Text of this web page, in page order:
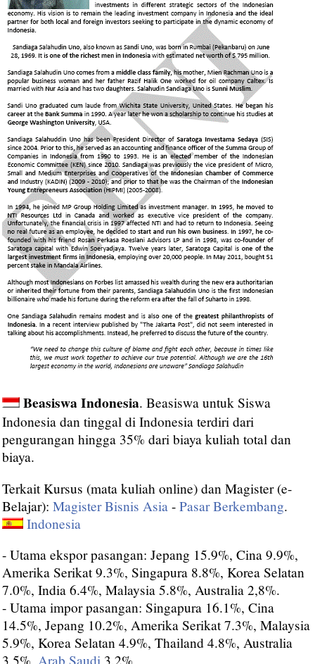
Beasiswa Indonesia. Beasiswa untuk Siswa
Indonesia dan tinggal di Indonesia terdiri dari
pengurangan hingga 35% dari biaya kuliah total dan
biaya.
Terkait Kursus (mata kuliah online) dan Magister (e-
Belajar): Magister Bisnis Asia - Pasar Berkembang.
Indonesia
- Utama ekspor pasangan: Jepang 15.9%, Cina 9.9%,
Amerika Serikat 9.3%, Singapura 8.8%, Korea Selatan
7.0%, India 6.4%, Malaysia 5.8%, Australia 2,8%.
- Utama impor pasangan: Singapura 16.1%, Cina
14.5%, Jepang 10.2%, Amerika Serikat 7.3%, Malaysia
5.9%, Korea Selatan 4.9%, Thailand 4.8%, Australia
3.5%, Arab Saudi 3.2%,